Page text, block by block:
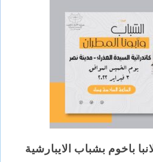
باخوم بشباب الايبارشية